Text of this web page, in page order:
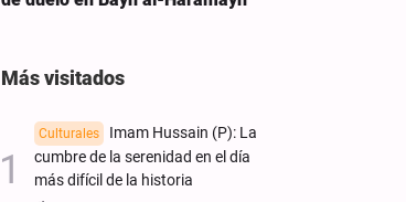
Más visitados
Culturales
Imam Hussain (P): La
cumbre de la serenidad en el día
más difícil de la historia